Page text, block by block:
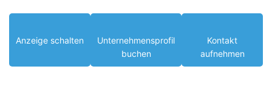
Anzeige schalten
Unternehmensprofil
buchen
Kontakt
aufnehmen